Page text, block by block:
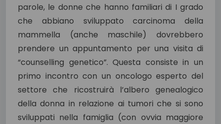
parole, le donne che hanno familiari di I grado
che abbiano sviluppato carcinoma della
mammella (anche maschile) dovrebbero
prendere un appuntamento per una visita di
“counselling genetico”. Questa consiste in un
primo incontro con un oncologo esperto del
settore che ricostruirà l’albero genealogico
della donna in relazione ai tumori che si sono
sviluppati nella famiglia (con ovvia maggiore